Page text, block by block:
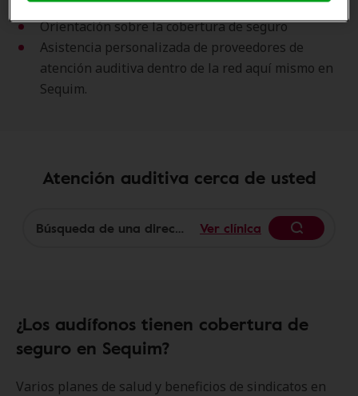
descuento en los precios de venta al público
Orientación sobre la cobertura de seguro
Asistencia personalizada de proveedores de
atención auditiva dentro de la red aquí mismo en
Sequim.
Atención auditiva cerca de usted
Ver clínica
¿Los audífonos tienen cobertura de
seguro en Sequim?
Varios planes de salud y beneficios de sindicatos en